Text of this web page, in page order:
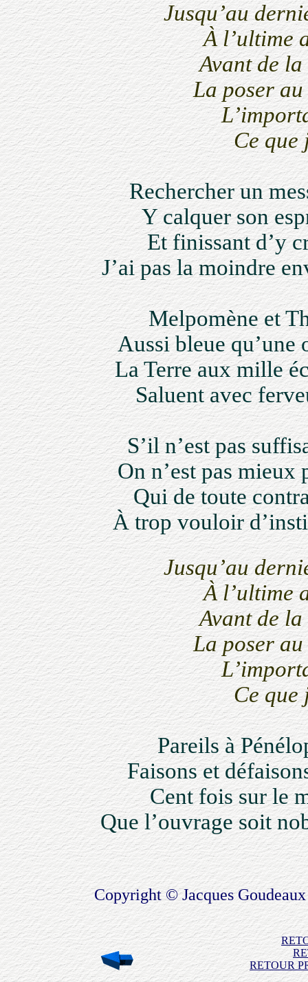
Jusqu’au
À l’ultime
Avant de
La poser
Ce que
Rechercher un
Y calquer son
Et finissant d’y
J’ai pas la moindre
Melpomène et
Aussi bleue qu’une
La Terre aux mille
Saluent avec
S’il n’est pas
On n’est pas
Qui de toute
À trop vouloir
Jusqu’au
À l’ultime
Avant de
La poser
Ce que
Pareils à
Faisons et
Cent fois sur le
Que l’ouvrage soit
Copyright © Jacques
RETOUR